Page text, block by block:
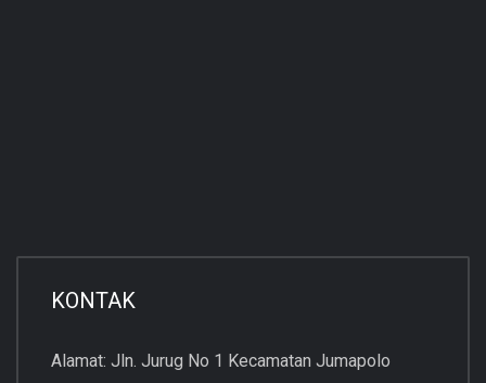
KONTAK
Alamat: Jln. Jurug No 1 Kecamatan Jumapolo